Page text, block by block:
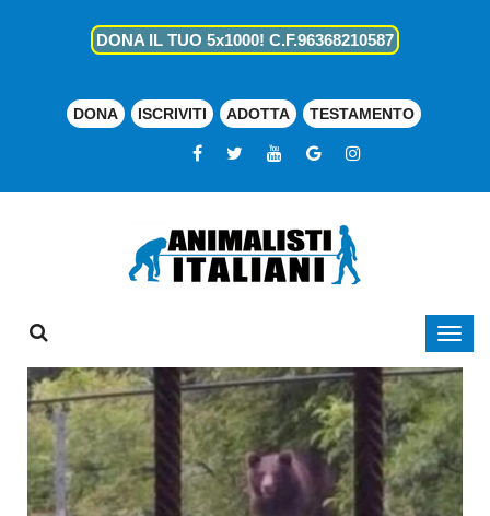
DONA IL TUO 5x1000! C.F.96368210587
DONA ISCRIVITI ADOTTA TESTAMENTO